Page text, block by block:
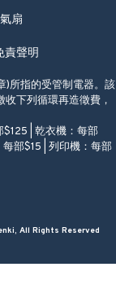
扇
責聲明
)所指的受管制電器。該
下列循環再造徵費，
| 乾衣機：每部
部$15 | 列印機：每部
All Rights Reserved